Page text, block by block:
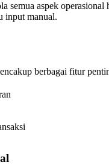
semua aspek
input manual.
berbagai fitur